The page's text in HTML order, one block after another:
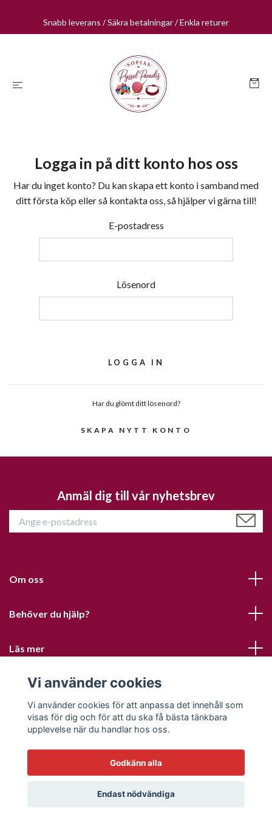
Snabb leverans / Säkra betalningar / Enkla returer
Logga in på ditt konto hos oss
Har du inget konto? Du kan skapa ett konto i samband med
ditt första köp eller så kontakta oss, så hjälper vi gärna till!
E-postadress
Lösenord
Har du glömt ditt lösenord?
SKAPA NYTT KONTO
Anmäl dig till vår nyhetsbrev
Om oss
Behöver du hjälp?
Läs mer
Sociala medier
© 2026 Sofias PysselParadis
Vi använder cookies
Vi använder cookies för att anpassa det innehåll som
visas för dig och för att du ska få bästa tänkbara
upplevelse när du handlar hos oss.
Godkänn alla
Endast nödvändiga